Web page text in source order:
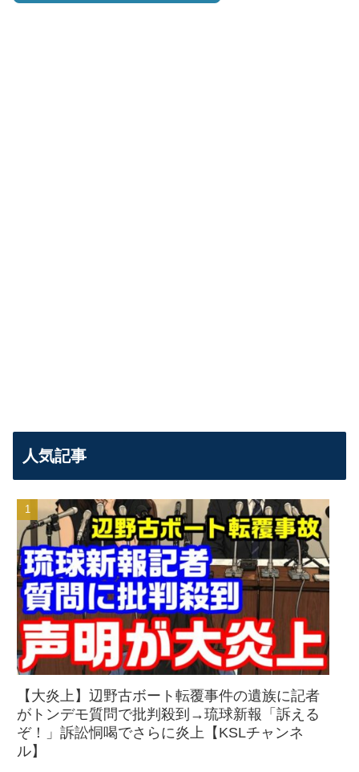
人気記事
【大炎上】辺野古ボート転覆事件の遺族に記者
がトンデモ質問で批判殺到→琉球新報「訴える
ぞ！」訴訟恫喝でさらに炎上【KSLチャンネ
ル】